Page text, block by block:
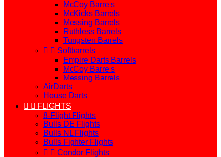
McCoy Barrels
McKicks Barrels
Messing Barrels
Ruthless Barrels
Tungsten Barrels
  Softbarrels
Empire Darts Barrels
McCoy Barrels
Messing Barrels
AirDarts
House Darts
  FLIGHTS
8-Flight Flights
Bulls DE Flights
Bulls NL Flights
Bulls Fighter Flights
  Condor Flights